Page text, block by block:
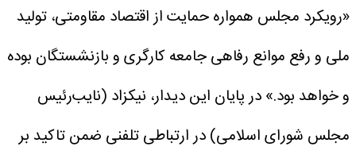
«رویکرد مجلس همواره حمایت از اقتصاد مقاومتی، تولید
ملی و رفع موانع رفاهی جامعه کارگری و بازنشستگان بوده
و خواهد بود.»در پایان این دیدار، نیکزاد (نایب‌رئیس
مجلس شورای اسلامی) در ارتباطی تلفنی ضمن تاکید بر